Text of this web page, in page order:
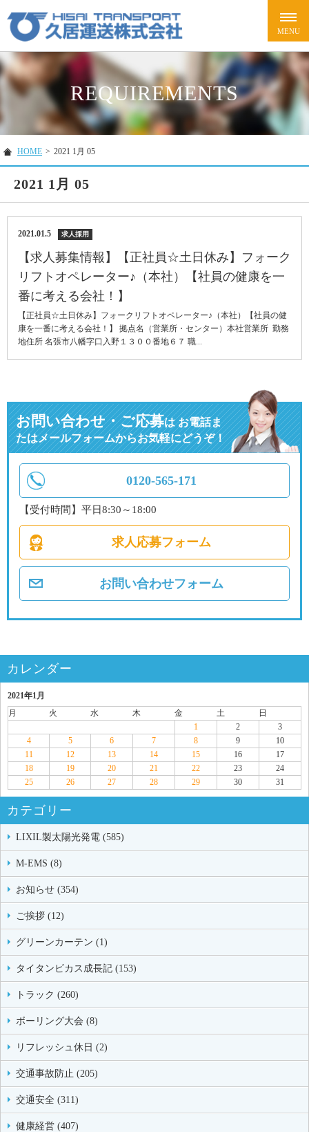
REQUIREMENTS
HOME > 2021 1月 05
2021 1月 05
2021.01.5 求人採用
【求人募集情報】【正社員☆土日休み】フォーク
リフトオペレーター♪（本社）【社員の健康を一
番に考える会社！】
【正社員☆土日休み】フォークリフトオペレーター♪（本社）【社員の健
康を一番に考える会社！】 拠点名（営業所・センター）本社営業所 勤務
地住所 名張市八幡字口入野１３００番地６７ 職...
お問い合わせ・ご応募はお電話ま
たはメールフォームからお気軽にどうぞ！
0120-565-171
【受付時間】平日8:30～18:00
求人応募フォーム
お問い合わせフォーム
カレンダー
2021年1月
月
火 水 木 金 土
日
1
2
3
4
5 6 7 8 9
10
11
12 13 14 15 16
17
18
19 20 21 22 23
24
25
26 27 28 29 30 31
カテゴリー
LIXIL製太陽光発電 (585)
M-EMS (8)
お知らせ (354)
ご挨拶 (12)
グリーンカーテン (1)
タイタンビカス成長記 (153)
トラック (260)
ボーリング大会 (8)
リフレッシュ休日 (2)
交通事故防止 (205)
交通安全 (311)
健康経営 (407)